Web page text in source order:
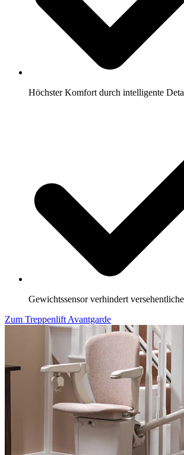
Höchster Komfort durch intelligente
Gewichtssensor verhindert
Zum Treppenlift Avantgarde